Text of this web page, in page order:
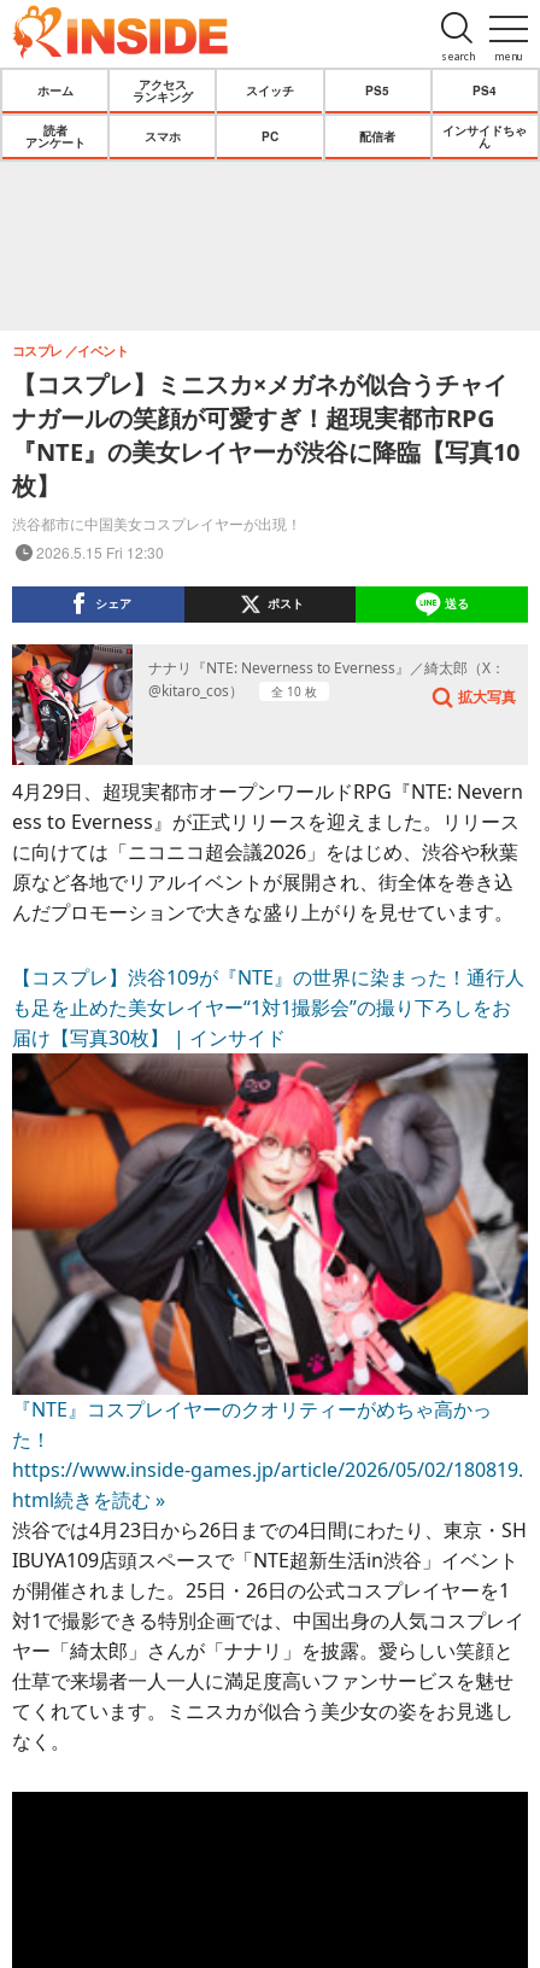
menu
search
ホーム
アクセス
ランキング
スイッチ PS5 PS4
読者
アンケート
スマホ PC 配信者
インサイドちゃ
ん
【コスプレ】ミニスカ×メガネが似合うチャイ
ナガールの笑顔が可愛すぎ！超現実都市RPG
『NTE』の美女レイヤーが渋谷に降臨【写真10
枚】
渋谷都市に中国美女コスプレイヤーが出現！
コスプレ イベント
2026.5.15 Fri 12:30
シェア ポスト 送る
ナナリ『NTE: Neverness to Everness』／綺太郎（X：
@kitaro_cos）
全 10 枚 拡大写真
4月29日、超現実都市オープンワールドRPG『NTE: Nevern
ess to Everness』が正式リリースを迎えました。リリース
に向けては「ニコニコ超会議2026」をはじめ、渋谷や秋葉
原など各地でリアルイベントが展開され、街全体を巻き込
んだプロモーションで大きな盛り上がりを見せています。
【コスプレ】渋谷109が『NTE』の世界に染まった！通行人
も足を止めた美女レイヤー“1対1撮影会”の撮り下ろしをお
届け【写真30枚】 | インサイド
『NTE』コスプレイヤーのクオリティーがめちゃ高かっ
た！
https://www.inside-games.jp/article/2026/05/02/180819.
html続きを読む »
渋谷では4月23日から26日までの4日間にわたり、東京・SH
IBUYA109店頭スペースで「NTE超新生活in渋谷」イベント
が開催されました。25日・26日の公式コスプレイヤーを1
対1で撮影できる特別企画では、中国出身の人気コスプレイ
ヤー「綺太郎」さんが「ナナリ」を披露。愛らしい笑顔と
仕草で来場者一人一人に満足度高いファンサービスを魅せ
てくれています。ミニスカが似合う美少女の姿をお見逃し
なく。